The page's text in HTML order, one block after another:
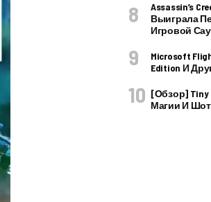
Assassin’s
Выиграла
Игровой
Microsoft
Edition И
[Обзор] Tiny
Магии И